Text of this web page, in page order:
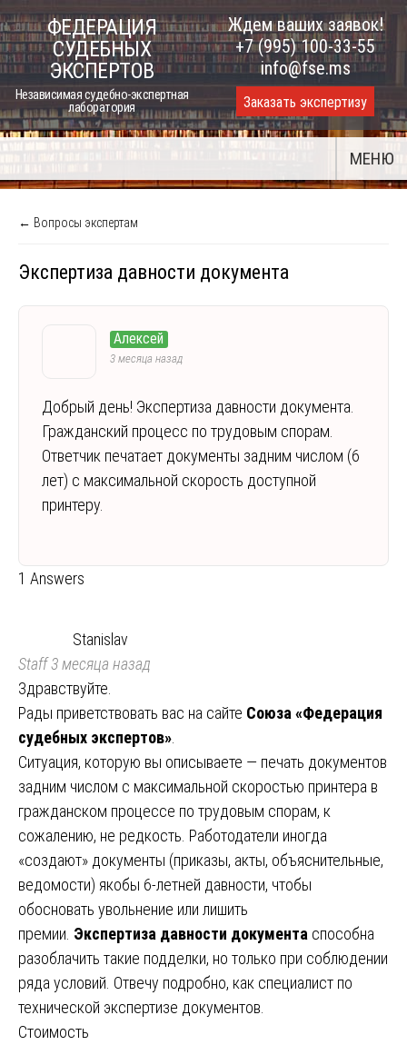
Skip
to
content
ФЕДЕРАЦИЯ
СУДЕБНЫХ
ЭКСПЕРТОВ
Независимая судебно-экспертная
лаборатория
Ждем ваших заявок!
+7 (995) 100-33-55
info@fse.ms
Заказать экспертизу
МЕНЮ
← Вопросы экспертам
Экспертиза давности документа
Алексей
3 месяца назад
Добрый день! Экспертиза давности документа.
Гражданский процесс по трудовым спорам.
Ответчик печатает документы задним числом (6
лет) с максимальной скорость доступной
принтеру.
1 Answers
Stanislav
Staff3 месяца назад
Здравствуйте.
Рады приветствовать вас на сайте Союза «Федерация
судебных экспертов»
Ситуация, которую вы описываете — печать документов
задним числом с максимальной скоростью принтера в
гражданском процессе по трудовым спорам, к
сожалению, не редкость. Работодатели иногда
«создают» документы (приказы, акты, объяснительные,
ведомости) якобы 6-летней давности, чтобы
обосновать увольнение или лишить
премии. Экспертиза давности документа способна
разоблачить такие подделки, но только при соблюдении
ряда условий. Отвечу подробно, как специалист по
технической экспертизе документов.
Стоимость